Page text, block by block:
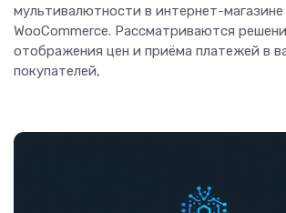
мультивалютности в интернет-магазине
WooCommerce. Рассматриваются
отображения цен и приёма платежей в
покупателей,